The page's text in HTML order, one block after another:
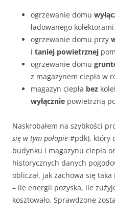
ogrzewanie domu
ładowanego
ogrzewanie domu przy
i taniej powietrznej
ogrzewanie domu
z magazynem ciepła w
magazyn ciepła bez
wyłącznie powietrzną
Naskrobałem na szybkości
się w tym połapie #pdk), który
budynku i magazynu ciepła
historycznych danych
obliczał, jak zachowa się
– ile energii pozyska, ile
kosztowało. Sprawdzone